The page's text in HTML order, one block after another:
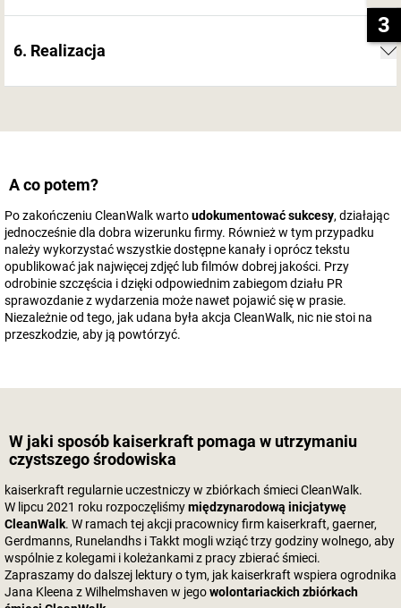
3
6. Realizacja
A co potem?
Po zakończeniu CleanWalk wartoudokumentować sukcesy, działając
jednocześnie dla dobra wizerunku firmy. Również w tym przypadku
należy wykorzystać wszystkie dostępne kanały i oprócz tekstu
opublikować jak najwięcej zdjęć lub filmów dobrej jakości. Przy
odrobinie szczęścia i dzięki odpowiednim zabiegom działu PR
sprawozdanie z wydarzenia może nawet pojawić się w prasie.
Niezależnie od tego, jak udana była akcja CleanWalk, nic nie stoi na
przeszkodzie, aby ją powtórzyć.
W jaki sposób kaiserkraft pomaga w utrzymaniu
czystszego środowiska
kaiserkraft regularnie uczestniczy w zbiórkach śmieci CleanWalk.
W lipcu 2021 roku rozpoczęliśmymiędzynarodową inicjatywę
CleanWalk. W ramach tej akcji pracownicy firm kaiserkraft, gaerner,
Gerdmanns, Runelandhs i Takkt mogli wziąć trzy godziny wolnego, aby
wspólnie z kolegami i koleżankami z pracy zbierać śmieci.
Zapraszamy do dalszej lektury o tym, jak kaiserkraft wspiera ogrodnika
Jana Kleena z Wilhelmshaven w jegowolontariackich zbiórkach